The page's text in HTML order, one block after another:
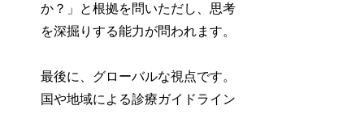
か？」と根拠を問いただし、思考
を深掘りする能力が問われます。
最後に、グローバルな視点です。
国や地域による診療ガイドライン